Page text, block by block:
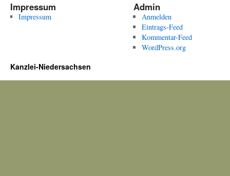
Impressum
Impressum
Admin
Anmelden
Eintrags-Feed
Kommentar-Feed
WordPress.org
Kanzlei-Niedersachsen